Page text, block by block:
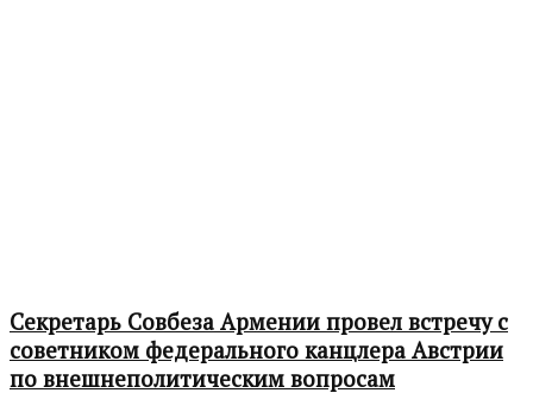
Секретарь Совбеза Армении провел встречу с
советником федерального канцлера Австрии
по внешнеполитическим вопросам